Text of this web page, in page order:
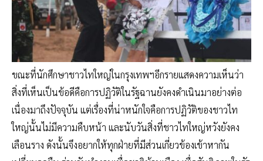
ขณะที่นักศึกษาชาวไทใหญ่ในกรุงเทพฯอีกรายแสดงความเห็นว่า
สิ่งที่เห็นเป็นข้อดีคือการปฏิวัติในรัฐฉานยังคงดำเนินมาอย่างต่อ
เนื่องมาถึงปัจจุบัน แต่เรื่องที่น่าหนักใจคือการปฏิวัติของชาวไท
ใหญ่นั้นไม่มีความคืบหน้า และนับวันสิ่งที่ชาวไทใหญ่หวังยังคง
เลือนราง ดังนั้นจึงอยากให้ทุกฝ่ายที่มีส่วนเกี่ยวข้องเข้าหากัน